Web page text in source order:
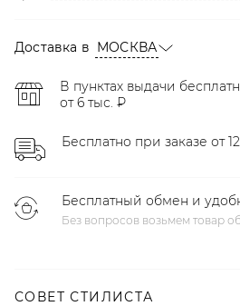
Доставка в МОСКВА
В пунктах выдачи
от 6 тыс. ₽
Бесплатно при заказе от
Бесплатный обмен и
Без вопросов возьмем товар
СОВЕТ СТИЛИСТА